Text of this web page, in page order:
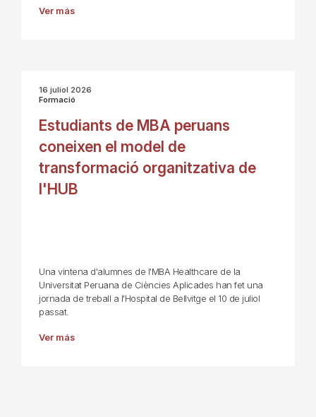
Ver más
16 juliol 2026
Formació
Estudiants de MBA peruans
coneixen el model de
transformació organitzativa de
l'HUB
Una vintena d'alumnes de l'MBA Healthcare de la
Universitat Peruana de Ciències Aplicades han fet una
jornada de treball a l'Hospital de Bellvitge el 10 de juliol
passat.
Ver más